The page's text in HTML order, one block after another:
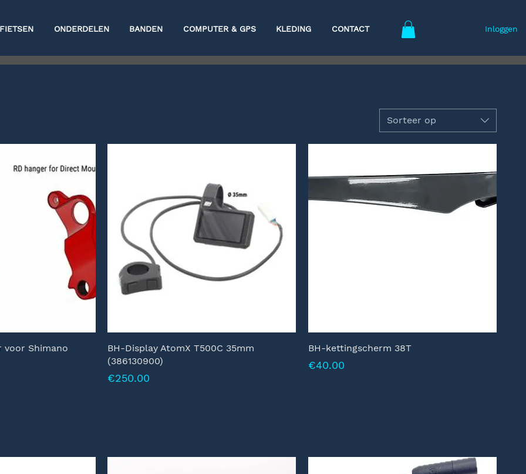
BANDEN
FIETSEN COMPUTER & GPS
ONDERDELEN KLEDING CONTACT Inloggen
Sorteer op
voor Shimano
BH-Display AtomX T500C 35mm
(386130900)
Prijs
€250.00
BH-kettingscherm 38T
Prijs
€40.00